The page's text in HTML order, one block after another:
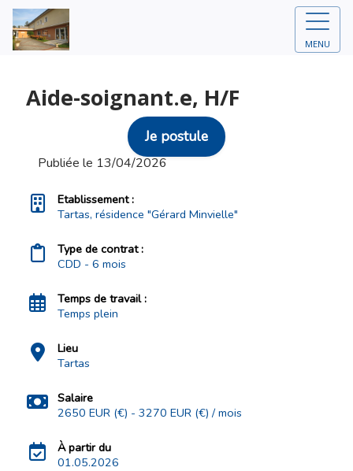
MENU
Aide-soignant.e, H/F
Je postule
Publiée le 13/04/2026
Etablissement :
Tartas, résidence "Gérard Minvielle"
Type de contrat :
CDD - 6 mois
Temps de travail :
Temps plein
Lieu
Tartas
Salaire
2650 EUR (€) - 3270 EUR (€) / mois
À partir du
01.05.2026